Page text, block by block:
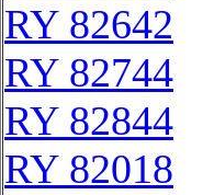
RY 82642
RY 82744
RY 82844
RY 82018